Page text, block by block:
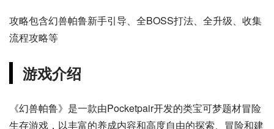
攻略包含幻兽帕鲁新手引导、全BOSS打法、全升级、收集
流程攻略等
游戏介绍
《幻兽帕鲁》是一款由Pocketpair开发的类宝可梦题材冒险
生存游戏，以丰富的养成内容和高度自由的探索、冒险和建